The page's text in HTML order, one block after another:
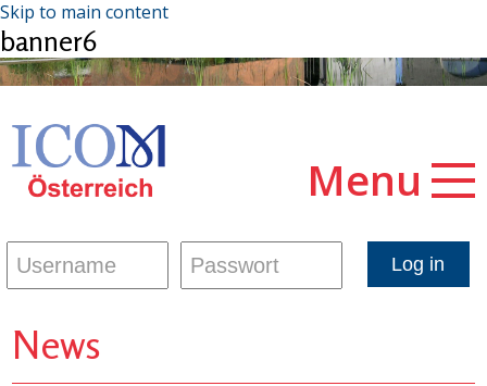
Skip to main content
banner6
Menu
News